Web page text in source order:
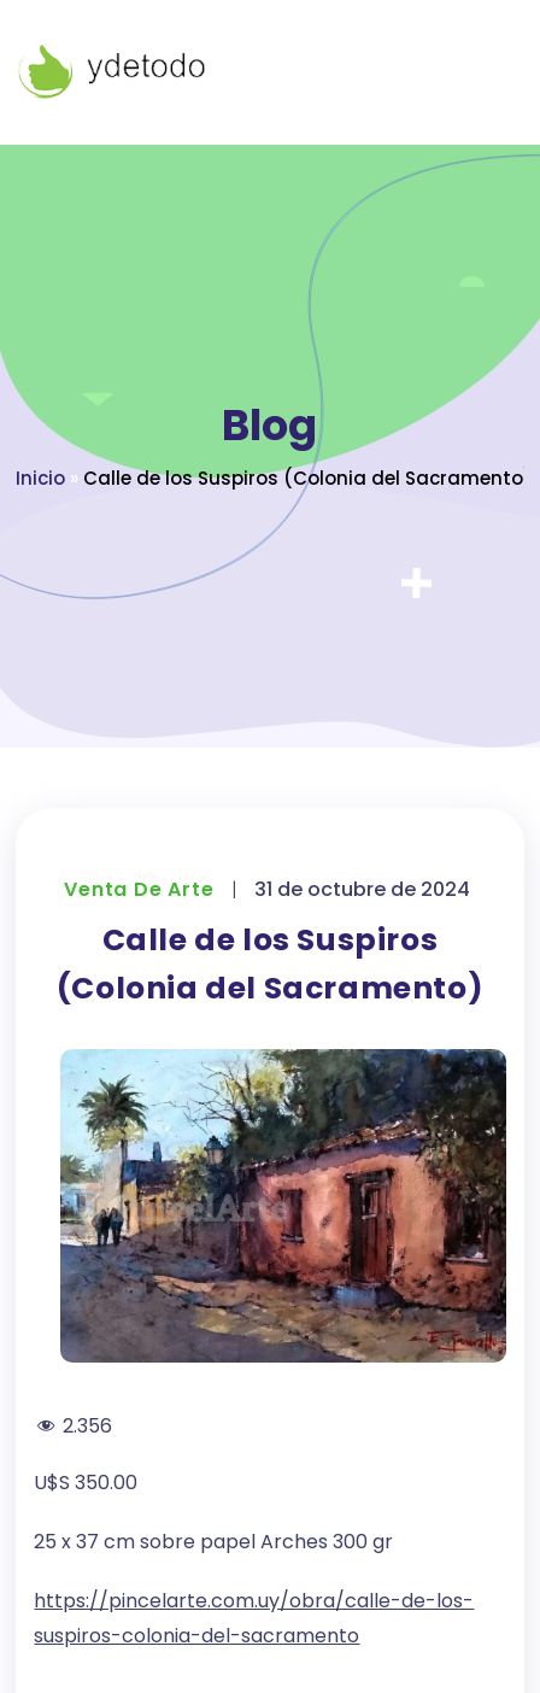
Blog
Inicio » Calle de los Suspiros (Colonia del Sacramento)
Venta De Arte | 31 de octubre de 2024
Calle de los Suspiros
(Colonia del Sacramento)
2.356
U$S 350.00
25 x 37 cm sobre papel Arches 300 gr
https://pincelarte.com.uy/obra/calle-de-los-
suspiros-colonia-del-sacramento